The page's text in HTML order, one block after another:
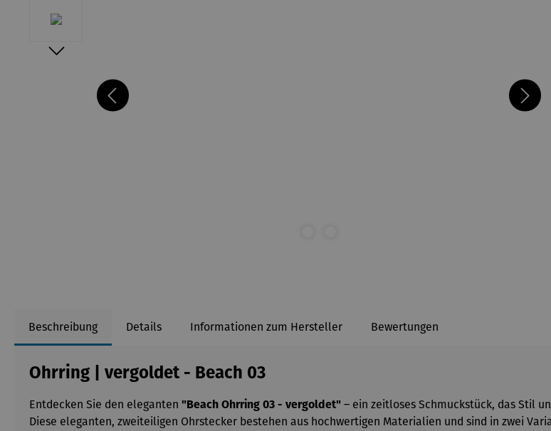
Beschreibung Details Informationen zum Hersteller Bewertungen
Ohrring | vergoldet - Beach 03
Entdecken Sie den eleganten "Beach Ohrring 03 - vergoldet" – ein zeitloses Schmuckstück, das Stil
Diese eleganten, zweiteiligen Ohrstecker bestehen aus hochwertigen Materialien und sind in zwei